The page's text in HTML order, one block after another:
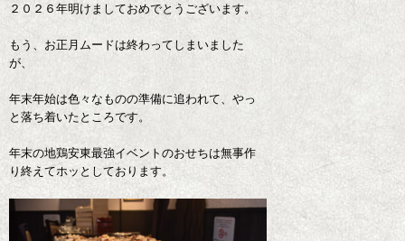
２０２６年明けましておめでとうございます。
もう、お正月ムードは終わってしまいました
が、
年末年始は色々なものの準備に追われて、やっ
と落ち着いたところです。
年末の地鶏安東最強イベントのおせちは無事作
り終えてホッとしております。